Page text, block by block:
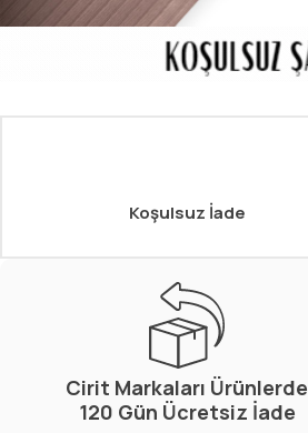
Koşulsuz İade
Cirit Markaları Ürünlerde
120 Gün Ücretsiz İade